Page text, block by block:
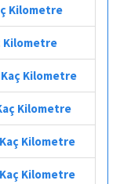
Kilometre
Kilometre
Kaç Kilometre
Kilometre
Kaç Kilometre
Kaç Kilometre